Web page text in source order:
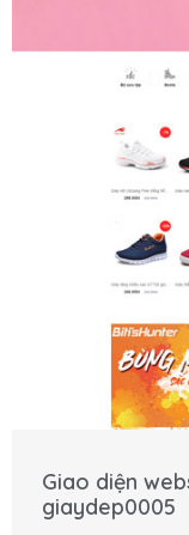
Giao diện
giaydep0005